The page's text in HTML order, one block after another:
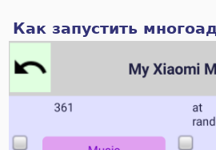
Как запустить